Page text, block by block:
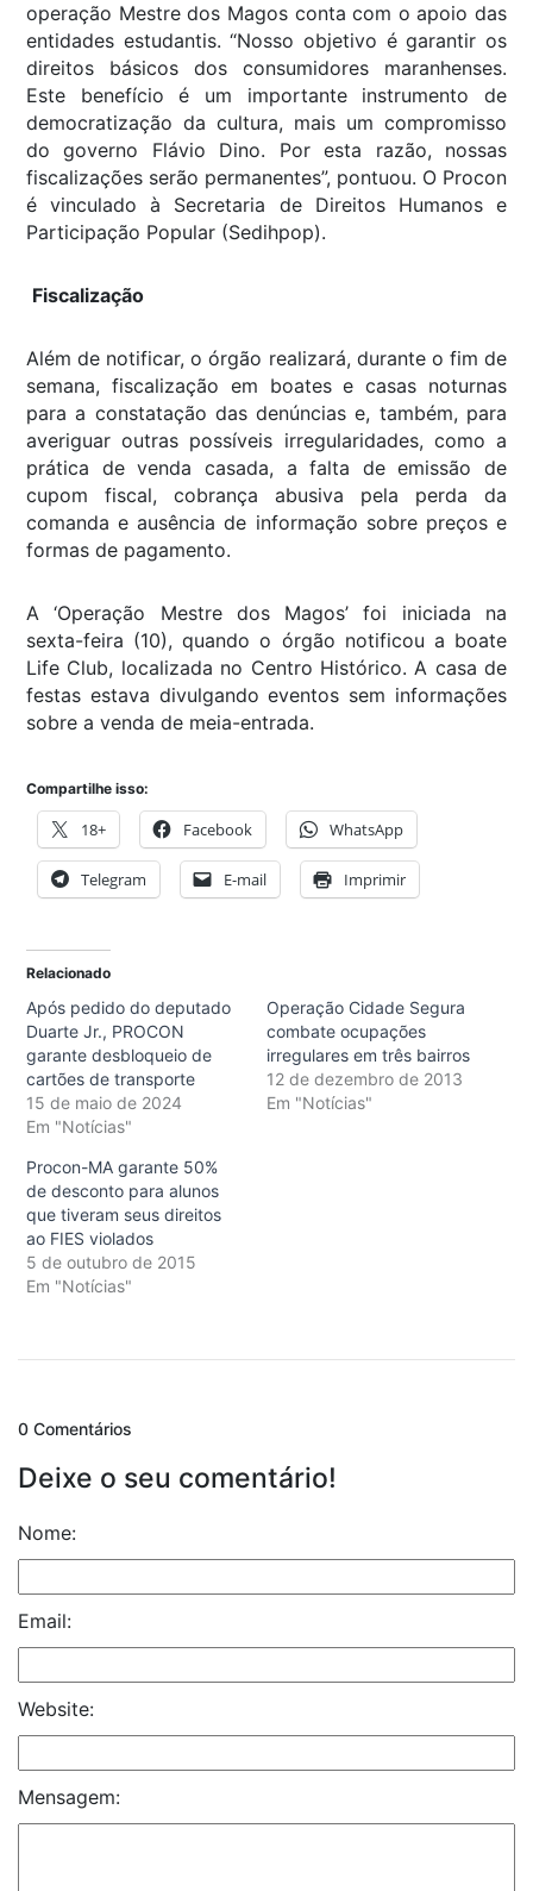
operação Mestre dos Magos conta com o apoio das
entidades estudantis. “Nosso objetivo é garantir os
direitos básicos dos consumidores maranhenses.
Este benefício é um importante instrumento de
democratização da cultura, mais um compromisso
do governo Flávio Dino. Por esta razão, nossas
fiscalizações serão permanentes”, pontuou. O Procon
é vinculado à Secretaria de Direitos Humanos e
Participação Popular (Sedihpop).
Fiscalização
Além de notificar, o órgão realizará, durante o fim de
semana, fiscalização em boates e casas noturnas
para a constatação das denúncias e, também, para
averiguar outras possíveis irregularidades, como a
prática de venda casada, a falta de emissão de
cupom fiscal, cobrança abusiva pela perda da
comanda e ausência de informação sobre preços e
formas de pagamento.
A ‘Operação Mestre dos Magos’ foi iniciada na
sexta-feira (10), quando o órgão notificou a boate
Life Club, localizada no Centro Histórico. A casa de
festas estava divulgando eventos sem informações
sobre a venda de meia-entrada.
Compartilhe isso:
18+ Facebook WhatsApp
Telegram E-mail Imprimir
Relacionado
Após pedido do deputado
Duarte Jr., PROCON
garante desbloqueio de
cartões de transporte
15 de maio de 2024
Em "Notícias"
Operação Cidade Segura
combate ocupações
irregulares em três bairros
12 de dezembro de 2013
Em "Notícias"
Procon-MA garante 50%
de desconto para alunos
que tiveram seus direitos
ao FIES violados
5 de outubro de 2015
Em "Notícias"
0 Comentários
Deixe o seu comentário!
Nome:
Email:
Website:
Mensagem: